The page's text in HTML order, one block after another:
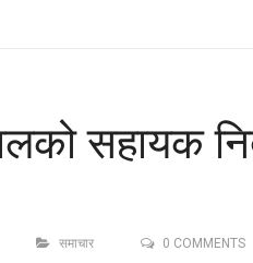
सहायक
समाचार 0 COMMENTS